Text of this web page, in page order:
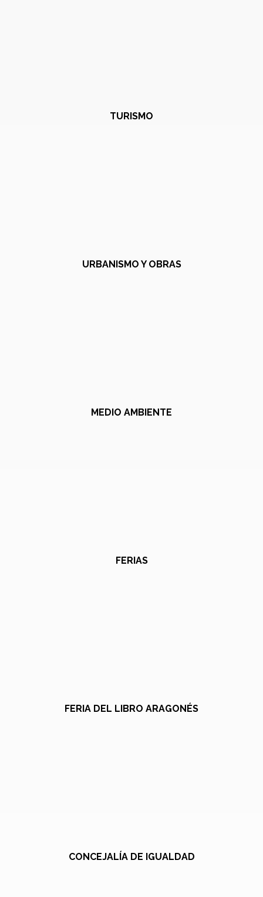
TURISMO
URBANISMO Y OBRAS
MEDIO AMBIENTE
FERIAS
FERIA DEL LIBRO ARAGONÉS
CONCEJALÍA DE IGUALDAD